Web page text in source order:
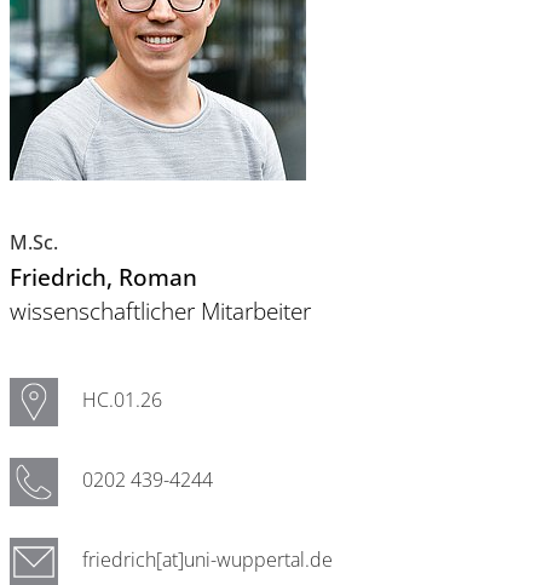
M.Sc.
Friedrich, Roman
wissenschaftlicher Mitarbeiter
HC.01.26
0202 439-4244
friedrich[at]uni-wuppertal.de